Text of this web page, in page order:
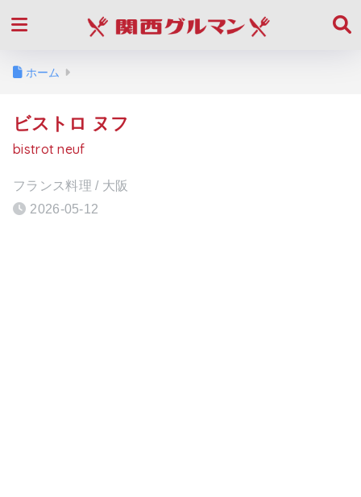
ホーム
ビストロ ヌフ
bistrot neuf
フランス料理 / 大阪
2026-05-12